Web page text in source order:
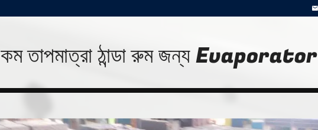
কম তাপমাত্রা ঠান্ডা রুম জন্য Evaporator